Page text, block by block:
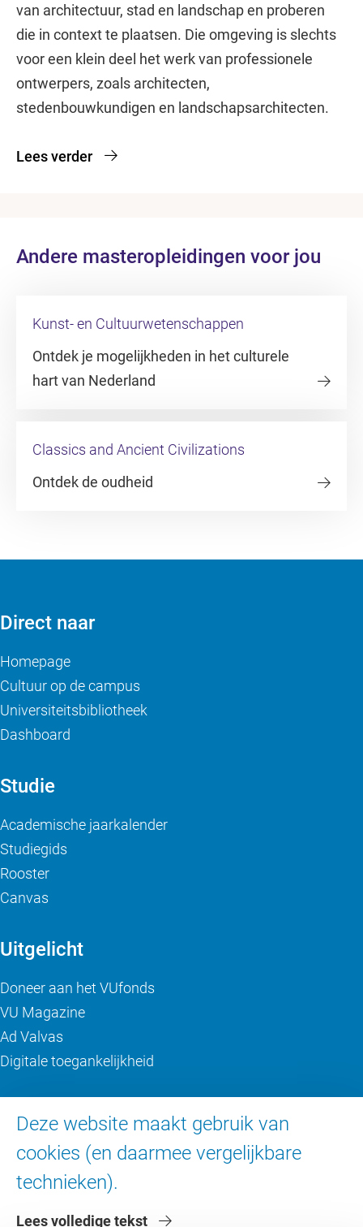
van architectuur, stad en landschap en proberen
die in context te plaatsen. Die omgeving is slechts
voor een klein deel het werk van professionele
ontwerpers, zoals architecten,
stedenbouwkundigen en landschapsarchitecten.
Lees verder
Andere masteropleidingen voor jou
Kunst- en Cultuurwetenschappen
Ontdek je mogelijkheden in het culturele
hart van Nederland
Classics and Ancient Civilizations
Ontdek de oudheid
Deze website maakt gebruik van
cookies (en daarmee vergelijkbare
technieken).
Lees volledige tekst
Direct naar
Homepage
Cultuur op de campus
Universiteitsbibliotheek
Dashboard
Studie
Academische jaarkalender
Studiegids
Rooster
Canvas
Uitgelicht
Doneer aan het VUfonds
VU Magazine
Ad Valvas
Digitale toegankelijkheid
Over de VU
Contact en route
Werken bij de VU